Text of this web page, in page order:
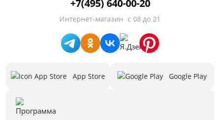
+7(495) 640-00-20
Интернет-магазин с 08 до 21
App Store Google Play